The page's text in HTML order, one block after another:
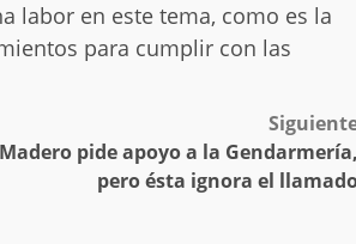
labor en este tema, como es la
para cumplir con las
pide apoyo a la
pero ésta ignora el